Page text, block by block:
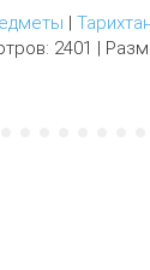
|
2401 |